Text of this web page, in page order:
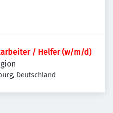
/ Helfer (w/m/d)
Deutschland